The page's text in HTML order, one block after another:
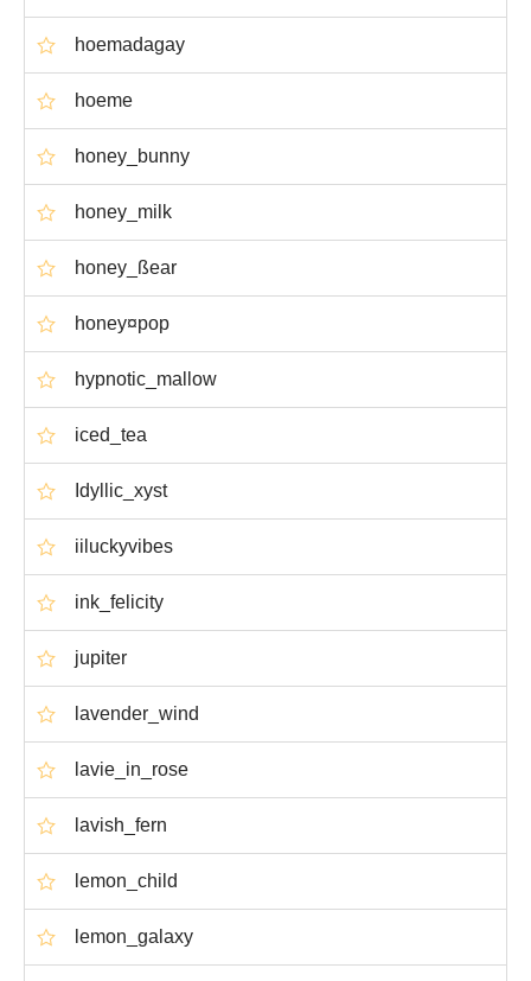
hoemadagay
hoeme
honey_bunny
honey_milk
honey_ßear
honey¤pop
hypnotic_mallow
iced_tea
Idyllic_xyst
iiluckyvibes
ink_felicity
jupiter
lavender_wind
lavie_in_rose
lavish_fern
lemon_child
lemon_galaxy